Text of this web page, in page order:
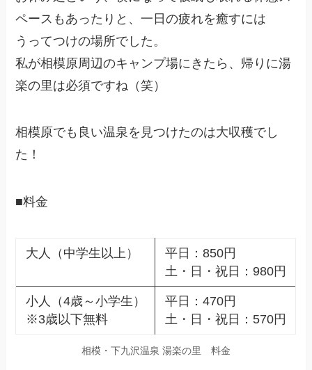
ペースもあったりと、一日の疲れを癒すには
うってつけの場所でした。
私が相模原周辺のキャンプ場にきたら、帰りに湯
楽の里は必須ですね（笑）
相模原でも良い温泉を見つけたのは大収穫でし
た！
■料金
大人（中学生以上）
平日：850円
土・日・祝日：980円
小人（4歳～小学生）
※3歳以下無料
平日：470円
土・日・祝日：570円
相模・下九沢温泉 湯楽の里 料金